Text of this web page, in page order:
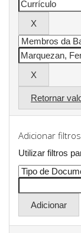
Retornar
Adicionar
Utilizar filtros